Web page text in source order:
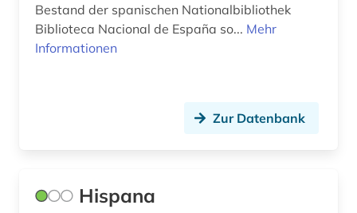
Bestand der spanischen Nationalbibliothek
Biblioteca Nacional de España so... Mehr
Informationen
Zur Datenbank
Hispana